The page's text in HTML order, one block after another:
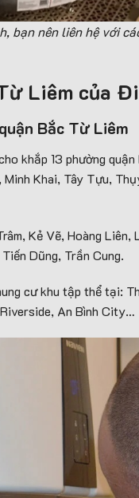
bạn nên liên hệ với
Liêm của
Bắc Từ Liêm
khắp 13 phường quận
Khai, Tây Tựu,
Kẻ Vẽ, Hoàng Liên,
Dũng, Trần Cung.
cư khu tập thể tại:
An Bình City…